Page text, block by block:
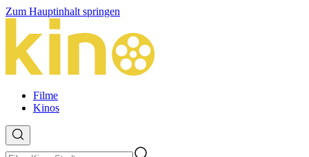
Zum Hauptinhalt springen
Filme
Kinos